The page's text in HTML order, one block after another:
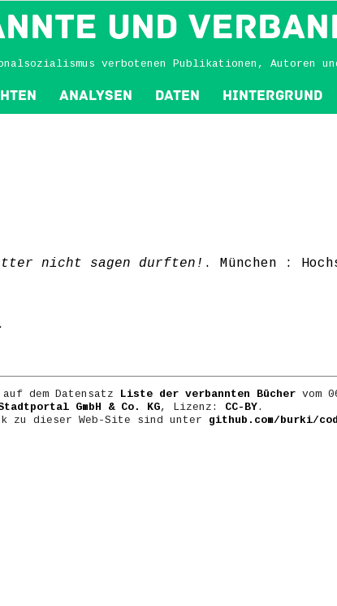
und
verbotenen Publikationen, Autoren
Analysen Daten Hintergrund
nicht sagen durften! . München :
.
dem Datensatz Liste der verbannten Büchervom
GmbH & Co. KG, Lizenz: CC-BY.
zu dieser Web-Site sind unter github.com/burki/